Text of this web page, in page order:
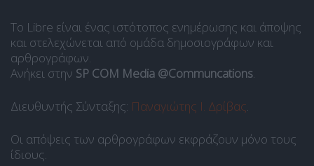
Το Libre είναι ένας ιστότοπος ενημέρωσης και άποψης
και στελεχώνεται από ομάδα δημοσιογράφων και
αρθρογράφων.
Ανήκει στην SP COM Media @Communcations.
Διευθυντής Σύνταξης: Παναγιώτης Ι. Δρίβας.
Οι απόψεις των αρθρογράφων εκφράζουν μόνο τους
ίδιους.